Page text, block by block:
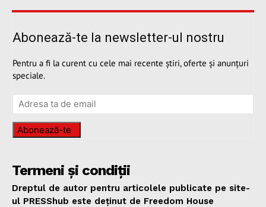
Abonează-te la newsletter-ul nostru
Pentru a fi la curent cu cele mai recente știri, oferte și anunțuri
speciale.
Abonează-te
Termeni și condiții
Dreptul de autor pentru articolele publicate pe site-
ul PRESShub este deținut de Freedom House